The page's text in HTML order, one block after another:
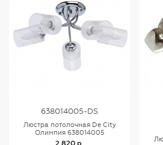
638014005-DS
Люстра потолочная De City
Олимпия 638014005
2 820 р.